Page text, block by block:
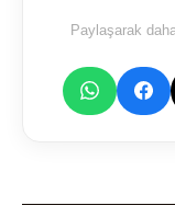
Paylaşarak